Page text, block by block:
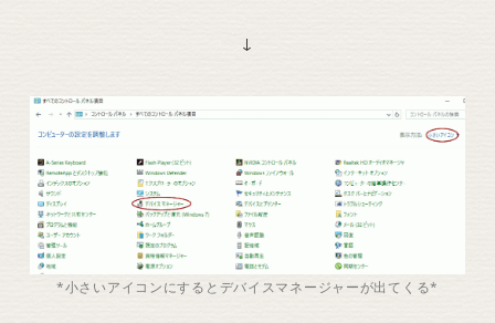
↓
*小さいアイコンにするとデバイスマネージャーが出てくる*